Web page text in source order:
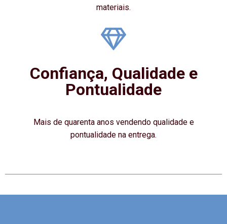
materiais.
Confiança, Qualidade e
Pontualidade
Mais de quarenta anos vendendo qualidade e
pontualidade na entrega.